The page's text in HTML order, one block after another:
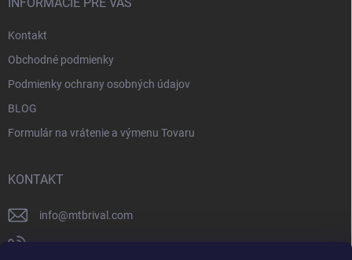
Kontakt
Obchodné podmienky
Podmienky ochrany osobných údajov
BLOG
Formulár na vrátenie a výmenu Tovaru
KONTAKT
info@mtbrival.com